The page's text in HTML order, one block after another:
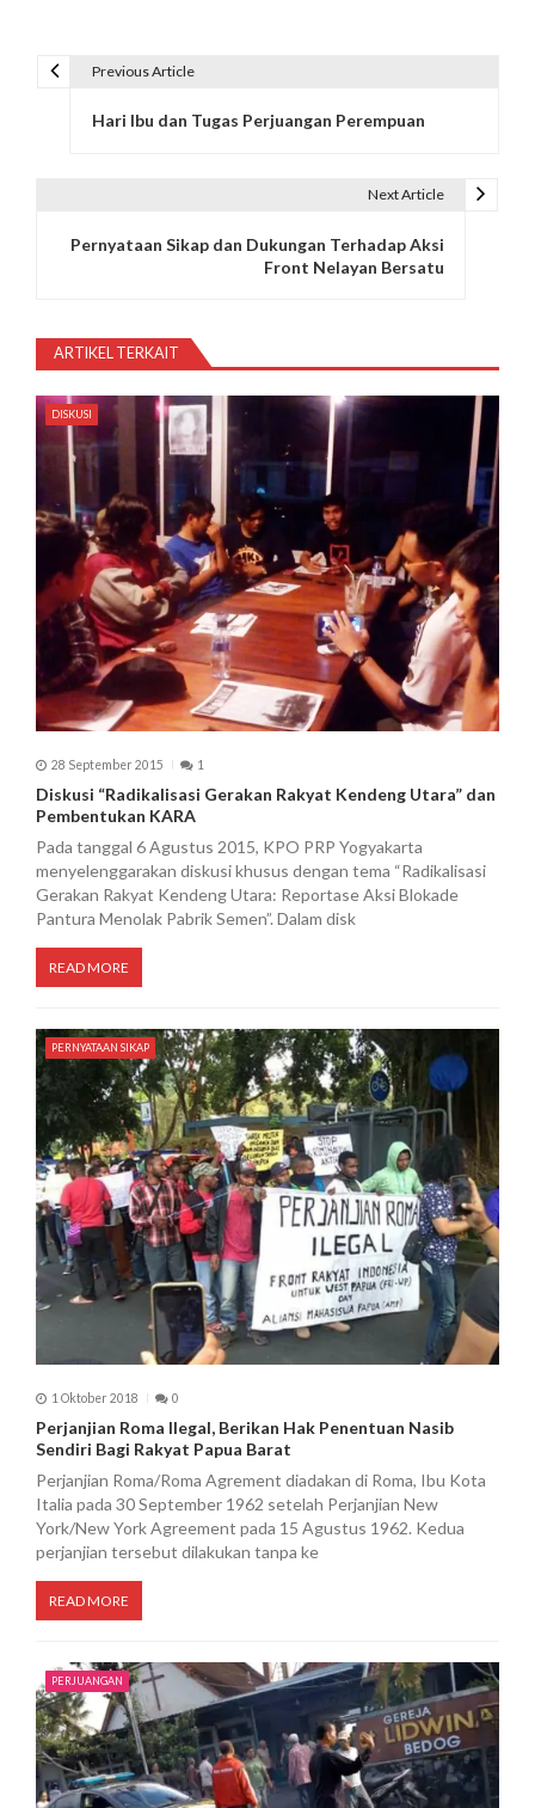
s
i
p
o
s
Previous Article
Hari Ibu dan Tugas Perjuangan Perempuan
Next Article
Pernyataan Sikap dan Dukungan Terhadap Aksi
Front Nelayan Bersatu
ARTIKEL TERKAIT
DISKUSI
28 September 2015 1
Diskusi “Radikalisasi Gerakan Rakyat Kendeng Utara” dan
Pembentukan KARA
Pada tanggal 6 Agustus 2015, KPO PRP Yogyakarta
menyelenggarakan diskusi khusus dengan tema “Radikalisasi
Gerakan Rakyat Kendeng Utara: Reportase Aksi Blokade
Pantura Menolak Pabrik Semen”. Dalam disk
READ MORE
PERNYATAAN SIKAP
1 Oktober 2018 0
Perjanjian Roma Ilegal, Berikan Hak Penentuan Nasib
Sendiri Bagi Rakyat Papua Barat
Perjanjian Roma/Roma Agrement diadakan di Roma, Ibu Kota
Italia pada 30 September 1962 setelah Perjanjian New
York/New York Agreement pada 15 Agustus 1962. Kedua
perjanjian tersebut dilakukan tanpa ke
READ MORE
PERJUANGAN